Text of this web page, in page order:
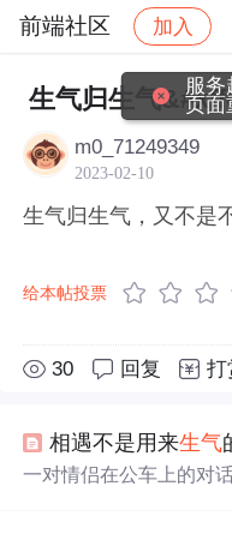
前端社区 加入
社区 前端社区
生气归生气
m0_71249349
2023-02-10
生气归生气，又不是
给本帖投票
30 回复 打
相遇不是用来生气
一对情侣在公车上的对
服务
页面